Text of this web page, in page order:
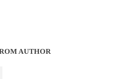
AUTHOR